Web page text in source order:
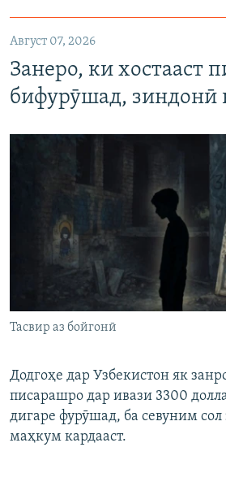
Август 07, 2026
Занеро, ки хостааст
бифурӯшад, зиндонӣ
Тасвир аз бойгонӣ
Додгоҳе дар Узбекистон як
писарашро дар ивази 3300
дигаре фурӯшад, ба севуним
маҳкум кардааст.